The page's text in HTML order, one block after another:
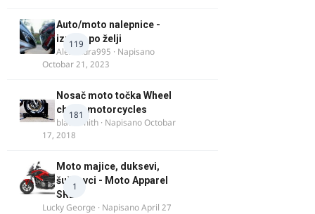
119
Auto/moto nalepnice -
izrada po želji
Alexandra995 · Napisano
Octobar 21, 2023
181
Nosač moto točka Wheel
chock motorcycles
blacksmith · NapisanoOctobar
17, 2018
1
Moto majice, duksevi,
šuškavci - Moto Apparel
SRB
Lucky George · NapisanoApril 27